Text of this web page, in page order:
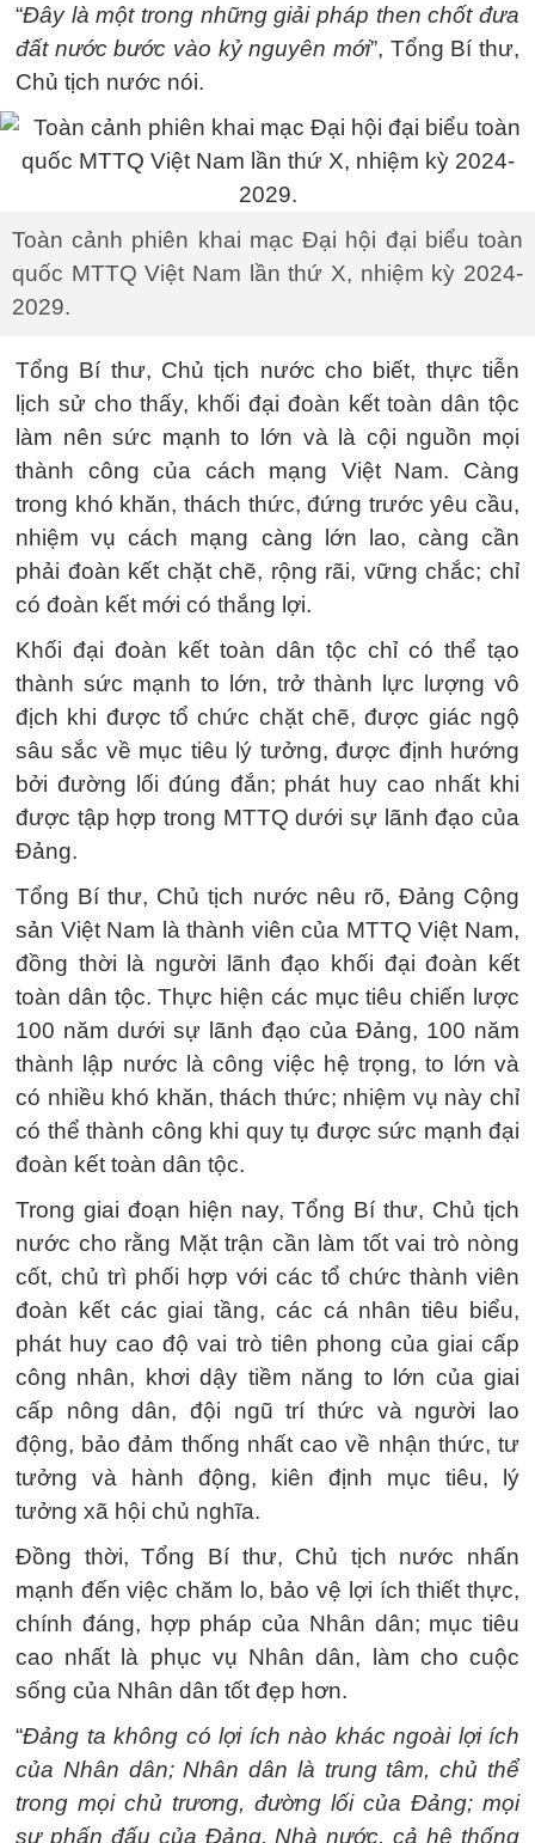
“Đây là một trong những giải pháp then chốt đưa
đất nước bước vào kỷ nguyên mới”, Tổng Bí thư,
Chủ tịch nước nói.
Toàn cảnh phiên khai mạc Đại hội đại biểu toàn
quốc MTTQ Việt Nam lần thứ X, nhiệm kỳ 2024-
2029.
Tổng Bí thư, Chủ tịch nước cho biết, thực tiễn
lịch sử cho thấy, khối đại đoàn kết toàn dân tộc
làm nên sức mạnh to lớn và là cội nguồn mọi
thành công của cách mạng Việt Nam. Càng
trong khó khăn, thách thức, đứng trước yêu cầu,
nhiệm vụ cách mạng càng lớn lao, càng cần
phải đoàn kết chặt chẽ, rộng rãi, vững chắc; chỉ
có đoàn kết mới có thắng lợi.
Khối đại đoàn kết toàn dân tộc chỉ có thể tạo
thành sức mạnh to lớn, trở thành lực lượng vô
địch khi được tổ chức chặt chẽ, được giác ngộ
sâu sắc về mục tiêu lý tưởng, được định hướng
bởi đường lối đúng đắn; phát huy cao nhất khi
được tập hợp trong MTTQ dưới sự lãnh đạo của
Đảng.
Tổng Bí thư, Chủ tịch nước nêu rõ, Đảng Cộng
sản Việt Nam là thành viên của MTTQ Việt Nam,
đồng thời là người lãnh đạo khối đại đoàn kết
toàn dân tộc. Thực hiện các mục tiêu chiến lược
100 năm dưới sự lãnh đạo của Đảng, 100 năm
thành lập nước là công việc hệ trọng, to lớn và
có nhiều khó khăn, thách thức; nhiệm vụ này chỉ
có thể thành công khi quy tụ được sức mạnh đại
đoàn kết toàn dân tộc.
Trong giai đoạn hiện nay, Tổng Bí thư, Chủ tịch
nước cho rằng Mặt trận cần làm tốt vai trò nòng
cốt, chủ trì phối hợp với các tổ chức thành viên
đoàn kết các giai tầng, các cá nhân tiêu biểu,
phát huy cao độ vai trò tiên phong của giai cấp
công nhân, khơi dậy tiềm năng to lớn của giai
cấp nông dân, đội ngũ trí thức và người lao
động, bảo đảm thống nhất cao về nhận thức, tư
tưởng và hành động, kiên định mục tiêu, lý
tưởng xã hội chủ nghĩa.
Đồng thời, Tổng Bí thư, Chủ tịch nước nhấn
mạnh đến việc chăm lo, bảo vệ lợi ích thiết thực,
chính đáng, hợp pháp của Nhân dân; mục tiêu
cao nhất là phục vụ Nhân dân, làm cho cuộc
sống của Nhân dân tốt đẹp hơn.
“Đảng ta không có lợi ích nào khác ngoài lợi ích
của Nhân dân; Nhân dân là trung tâm, chủ thể
trong mọi chủ trương, đường lối của Đảng; mọi
sự phấn đấu của Đảng, Nhà nước, cả hệ thống